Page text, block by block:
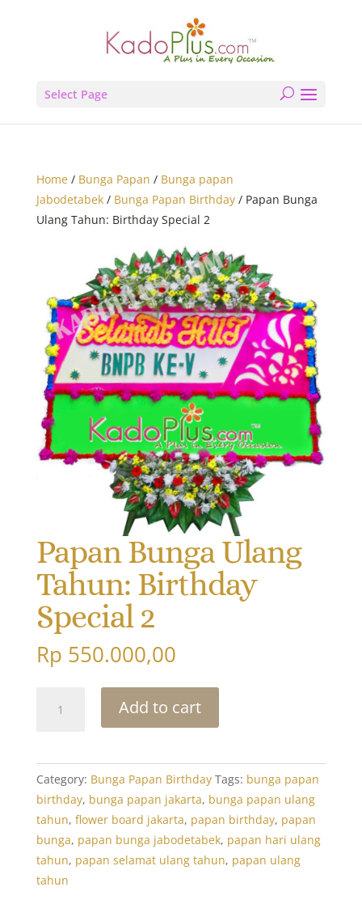
Select Page
Home/ Bunga Papan / Bunga papan
Jabodetabek/ Bunga Papan Birthday/ Papan Bunga
Ulang Tahun: Birthday Special 2
Papan Bunga Ulang
Tahun: Birthday
Special 2
Rp 550.000,00
Bunga
Birthday
Special
2
quantity
Add to cart
Category: Bunga Papan Birthday Tags: bunga papan
birthday, bunga papan jakarta, bunga papan ulang
tahun, flower board jakarta, papan birthday, papan
bunga, papan bunga jabodetabek, papan hari ulang
tahun, papan selamat ulang tahun, papan ulang
tahun